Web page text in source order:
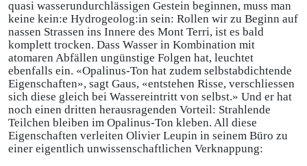
quasi wasserundurchlässigen Gestein beginnen, muss man
keine kein:e Hydrogeolog:in sein: Rollen wir zu Beginn auf
nassen Strassen ins Innere des Mont Terri, ist es bald
komplett trocken. Dass Wasser in Kombination mit
atomaren Abfällen ungünstige Folgen hat, leuchtet
ebenfalls ein. «Opalinus-Ton hat zudem selbstabdichtende
Eigenschaften», sagt Gaus, «entstehen Risse, verschliessen
sich diese gleich bei Wassereintritt von selbst.» Und er hat
noch einen dritten herausragenden Vorteil: Strahlende
Teilchen bleiben im Opalinus-Ton kleben. All diese
Eigenschaften verleiten Olivier Leupin in seinem Büro zu
einer eigentlich unwissenschaftlichen Verknappung: